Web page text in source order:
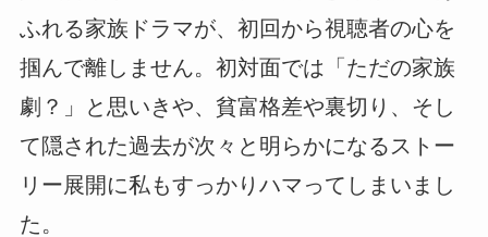
ふれる家族ドラマが、初回から視聴者の心を
掴んで離しません。初対面では「ただの家族
劇？」と思いきや、貧富格差や裏切り、そし
て隠された過去が次々と明らかになるストー
リー展開に私もすっかりハマってしまいまし
た。